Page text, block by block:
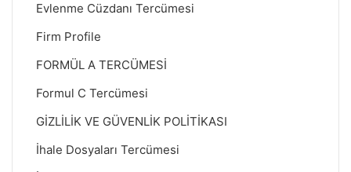
Evlenme Cüzdanı Tercümesi
Firm Profile
FORMÜL A TERCÜMESİ
Formul C Tercümesi
GİZLİLİK VE GÜVENLİK POLİTİKASI
İhale Dosyaları Tercümesi